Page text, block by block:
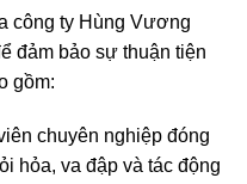
công ty Hùng Vương
đảm bảo sự thuận tiện
gồm:
chuyên nghiệp đóng
hỏa, va đập và tác động